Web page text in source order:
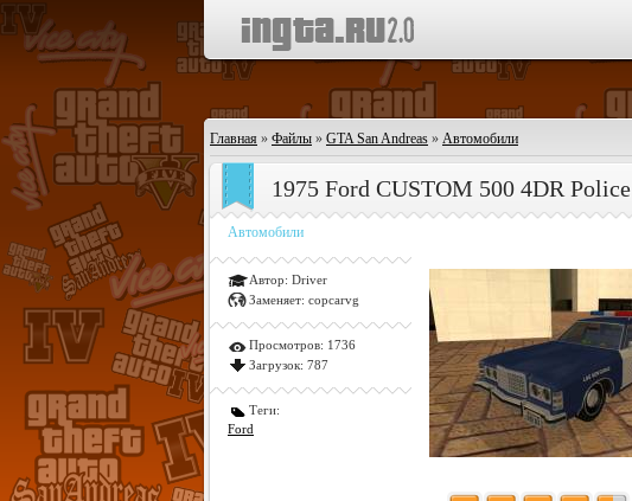
Главная » Файлы » GTA San Andreas » Автомобили
1975 Ford CUSTOM 500 4DR Police
Автомобили
Автор: Driver
Заменяет: copcarvg
Просмотров: 1736
Загрузок: 787
Теги:
Ford